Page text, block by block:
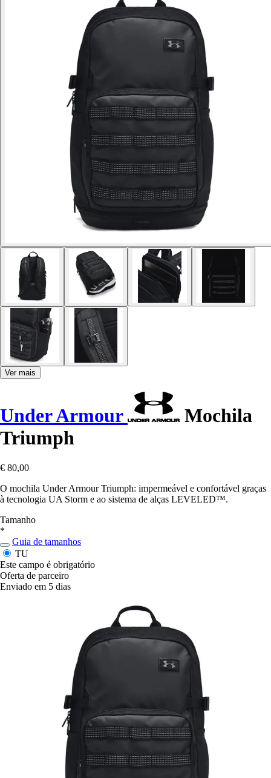
Ver mais
Under Armour
Mochila
Triumph
€ 80,00
O mochila Under Armour Triumph: impermeável e confortável graças
à tecnologia UA Storm e ao sistema de alças LEVELED™.
Tamanho
*
Guia de tamanhos
TU
Este campo é obrigatório
Oferta de parceiro
Enviado em 5 dias